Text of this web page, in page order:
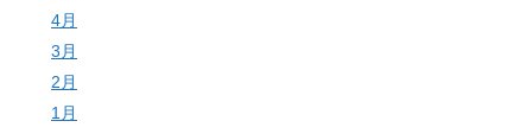
4月
3月
2月
1月